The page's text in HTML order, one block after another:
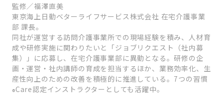
監修／福澤直美
東京海上日動ベターライフサービス株式会社 在宅介護事業
部 課長。
同社が運営する訪問介護事業所での現場経験を積み、人材育
成や研修実施に関わりたいと「ジョブリクエスト（社内募
集）」に応募し、在宅介護事業部に異動となる。研修の企
画・運営・社内講師の育成を担当するほか、業務効率化、生
産性向上のための改善を積極的に推進している。7つの習慣
®Care認定インストラクターとしても活躍中。